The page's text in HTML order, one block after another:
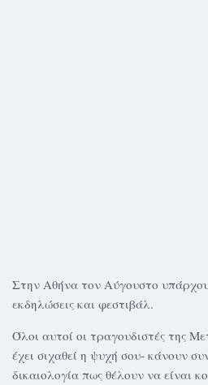
Στην Αθήνα τον Αύγουστο
εκδηλώσεις και φεστιβάλ.
Όλοι αυτοί οι τραγουδιστές της
έχει σιχαθεί η ψυχή σου- κάνουν
δικαιολογία πως θέλουν να είναι